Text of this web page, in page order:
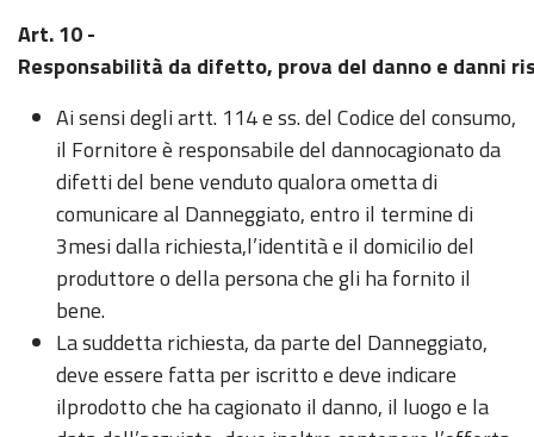
Art. 10 -
Responsabilità da difetto, prova del danno e danni
Ai sensi degli artt. 114 e ss. del Codice del consumo,
il Fornitore è responsabile del dannocagionato da
difetti del bene venduto qualora ometta di
comunicare al Danneggiato, entro il termine di
3mesi dalla richiesta,l’identità e il domicilio del
produttore o della persona che gli ha fornito il
bene.
La suddetta richiesta, da parte del Danneggiato,
deve essere fatta per iscritto e deve indicare
ilprodotto che ha cagionato il danno, il luogo e la